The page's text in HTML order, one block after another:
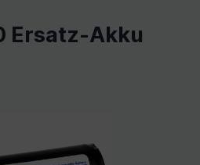
Ersatz-Akku